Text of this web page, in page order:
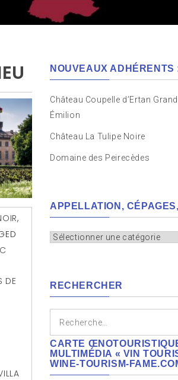
,
DE
NOUVEAUX ADHÉRENTS
Château Coupelle d’Ertan
Émilion
Château La Tulipe Noire
Domaine des Peirecèdes
APPELLATION,
Appellation,
RECHERCHER
CARTE
MULTIMÉDIA « VIN
WINE-TOURISM-